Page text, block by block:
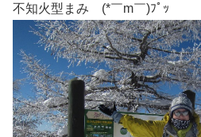
不知火型まみ (*￣m￣)ﾌﾟｯ